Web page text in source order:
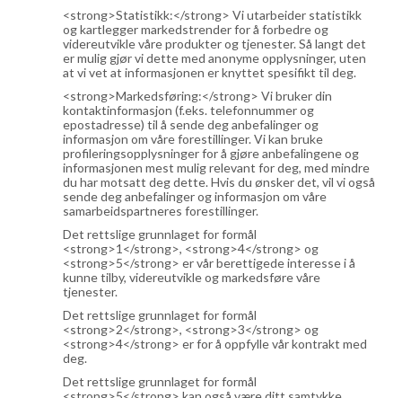
<strong>Statistikk:</strong> Vi utarbeider statistikk
og kartlegger markedstrender for å forbedre og
videreutvikle våre produkter og tjenester. Så langt det
er mulig gjør vi dette med anonyme opplysninger, uten
at vi vet at informasjonen er knyttet spesifikt til deg.
<strong>Markedsføring:</strong> Vi bruker din
kontaktinformasjon (f.eks. telefonnummer og
epostadresse) til å sende deg anbefalinger og
informasjon om våre forestillinger. Vi kan bruke
profileringsopplysninger for å gjøre anbefalingene og
informasjonen mest mulig relevant for deg, med mindre
du har motsatt deg dette. Hvis du ønsker det, vil vi også
sende deg anbefalinger og informasjon om våre
samarbeidspartneres forestillinger.
Det rettslige grunnlaget for formål
<strong>1</strong>, <strong>4</strong> og
<strong>5</strong> er vår berettigede interesse i å
kunne tilby, videreutvikle og markedsføre våre
tjenester.
Det rettslige grunnlaget for formål
<strong>2</strong>, <strong>3</strong> og
<strong>4</strong> er for å oppfylle vår kontrakt med
deg.
Det rettslige grunnlaget for formål